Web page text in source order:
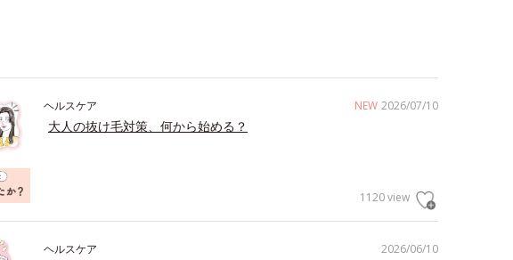
NEW 2026/07/10
ヘルスケア
大人の抜け毛対策、何から始める？
1120 view
2026/06/10
ヘルスケア